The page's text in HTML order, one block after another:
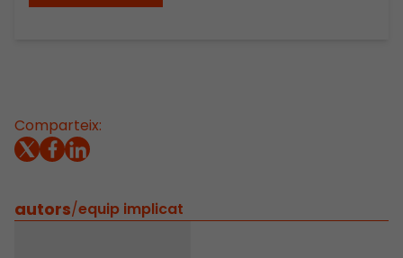
Comparteix:
autors/equip implicat